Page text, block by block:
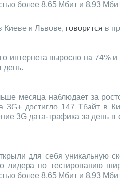
более 8,65 Мбит и 8,93
Киеве и Львове, говорится в
интернета выросло на 74%
день.
месяца наблюдает за
3G+ достигло 147 Тбайт в
3G дата-трафика за день
для себя уникальную
по тестированию
более 8,65 Мбит и 8,93